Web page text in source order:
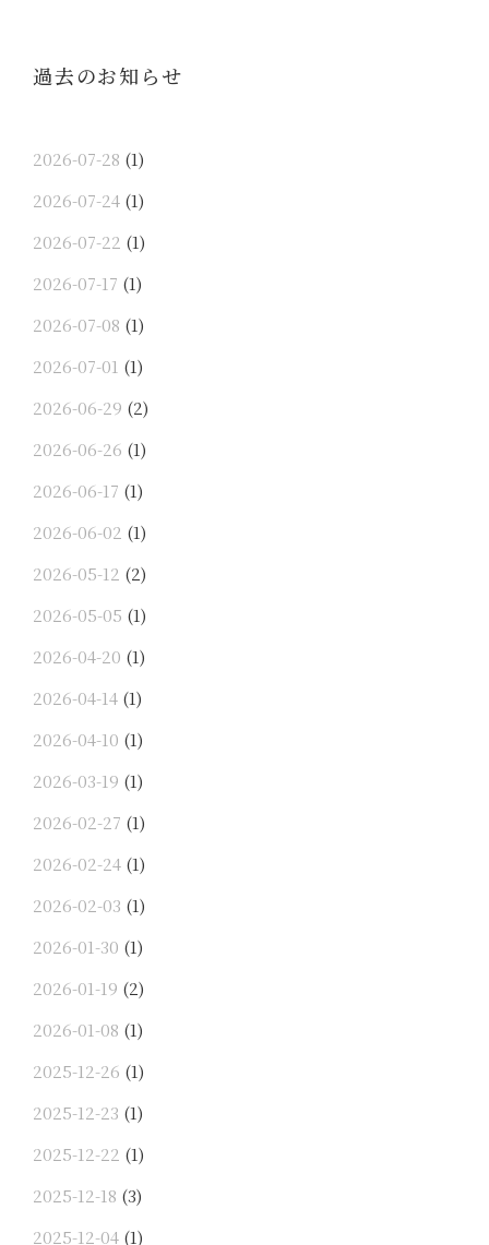
過去のお知らせ
2026-07-28 (1)
2026-07-24 (1)
2026-07-22 (1)
2026-07-17 (1)
2026-07-08 (1)
2026-07-01 (1)
2026-06-29 (2)
2026-06-26 (1)
2026-06-17 (1)
2026-06-02 (1)
2026-05-12 (2)
2026-05-05 (1)
2026-04-20 (1)
2026-04-14 (1)
2026-04-10 (1)
2026-03-19 (1)
2026-02-27 (1)
2026-02-24 (1)
2026-02-03 (1)
2026-01-30 (1)
2026-01-19 (2)
2026-01-08 (1)
2025-12-26 (1)
2025-12-23 (1)
2025-12-22 (1)
2025-12-18 (3)
2025-12-04 (1)